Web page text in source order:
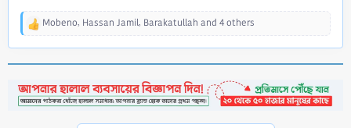
R
t
i
Mobeno, Hassan Jamil, Barakatullah and 4 others